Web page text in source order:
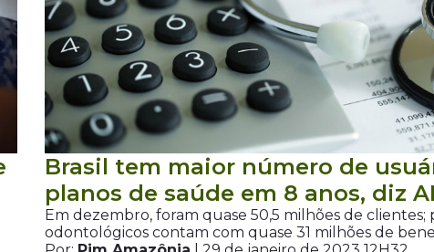
Brasil tem maior número de
planos de saúde em 8 anos, diz
Em dezembro, foram quase 50,5 milhões de clientes;
odontológicos contam com quase 31 milhões de